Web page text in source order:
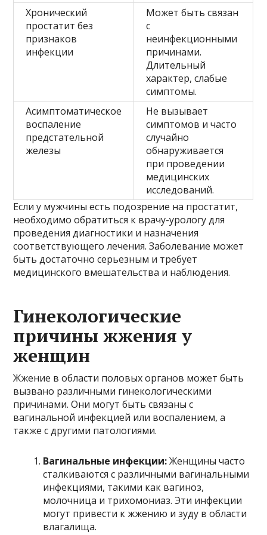
Хронический
простатит без
признаков
инфекции
Может быть связан
с
неинфекционными
причинами.
Длительный
характер, слабые
симптомы.
Асимптоматическое
воспаление
предстательной
железы
Не вызывает
симптомов и часто
случайно
обнаруживается
при проведении
медицинских
исследований.
Если у мужчины есть подозрение на простатит,
необходимо обратиться к врачу-урологу для
проведения диагностики и назначения
соответствующего лечения. Заболевание может
быть достаточно серьезным и требует
медицинского вмешательства и наблюдения.
Гинекологические
причины жжения у
женщин
Жжение в области половых органов может быть
вызвано различными гинекологическими
причинами. Они могут быть связаны с
вагинальной инфекцией или воспалением, а
также с другими патологиями.
Вагинальные инфекции:Женщины часто
сталкиваются с различными вагинальными
инфекциями, такими как вагиноз,
молочница и трихомониаз. Эти инфекции
могут привести к жжению и зуду в области
влагалища.